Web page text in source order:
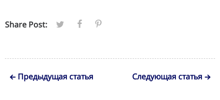
Share Post:
Предыдущая статья Следующая статья